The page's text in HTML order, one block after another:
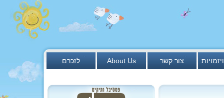
לזכרם About Us צור קשר